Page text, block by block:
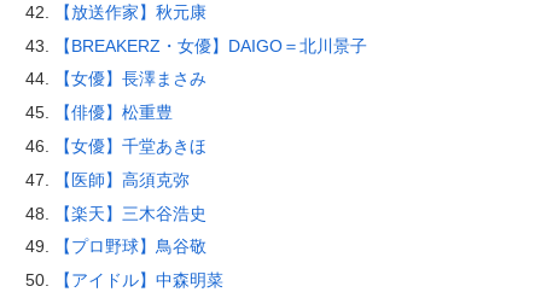
【放送作家】秋元康
【BREAKERZ・女優】DAIGO＝北川景子
【女優】長澤まさみ
【俳優】松重豊
【女優】千堂あきほ
【医師】高須克弥
【楽天】三木谷浩史
【プロ野球】鳥谷敬
【アイドル】中森明菜